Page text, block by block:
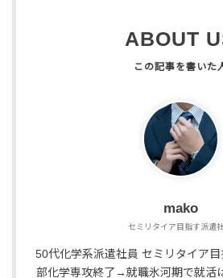
ABOUT
mako
セミリタイア目指す派遣
50代化学系派遣社員 セミリタイア
部化学専攻終了→就職氷河期で就活